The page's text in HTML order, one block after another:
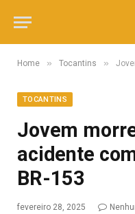
Home » Tocantins » Jovem
TOCANTINS
Jovem
acidente
BR-153
fevereiro 28, 2025